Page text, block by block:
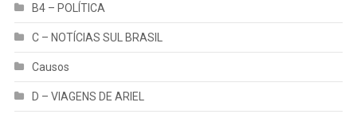
B4 – POLÍTICA
C – NOTÍCIAS SUL BRASIL
Causos
D – VIAGENS DE ARIEL